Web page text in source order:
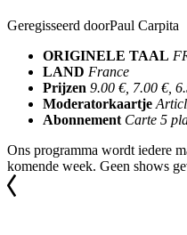
Geregisseerd doorPaul Carpita
ORIGINELE TAAL
LAND France
Prijzen 9.00 €, 7.00 €,
Moderatorkaartje
Abonnement Carte 5
Ons programma wordt iedere
komende week. Geen shows